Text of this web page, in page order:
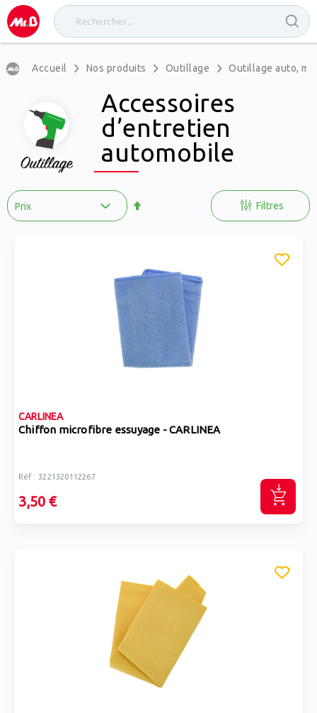
Accueil Nos produits Outillage Outillage auto,
Accessoires
d’entretien
automobile
Filtres
CARLINEA
Chiffon microfibre essuyage - CARLINEA
Réf : 3221320112267
3,50 €